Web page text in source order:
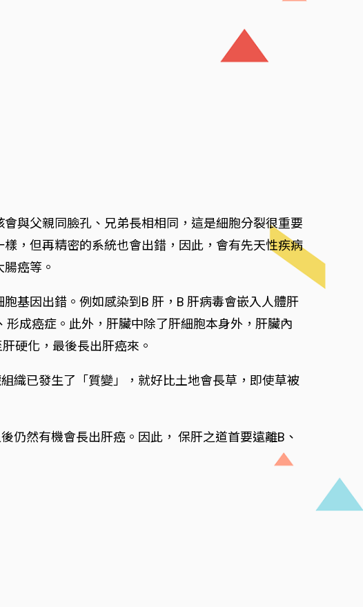
與父親同臉孔、兄弟長相相同，這是細胞分裂很重要
，但再精密的系統也會出錯，因此，會有先天性疾病
癌等。
基因出錯。例如感染到B 肝，B 肝病毒會嵌入人體肝
成癌症。此外，肝臟中除了肝細胞本身外，肝臟內
硬化，最後長出肝癌來。
織已發生了「質變」，就好比土地會長草，即使草被
仍然有機會長出肝癌。因此， 保肝之道首要遠離B、